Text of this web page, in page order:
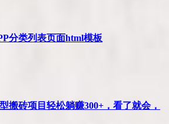
分类列表页面html模板
搬砖项目轻松躺赚300+，看了就会，